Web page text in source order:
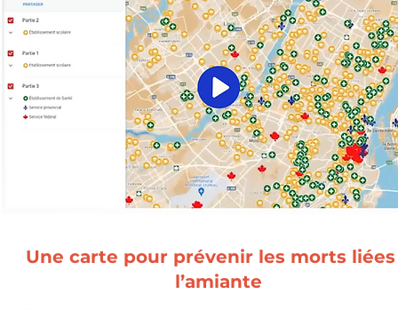
Une carte pour prévenir les morts liées
l’amiante